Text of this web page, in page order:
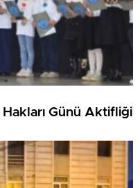
Hakları Günü Aktifliği